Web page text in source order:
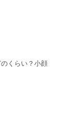
くらい？小顔